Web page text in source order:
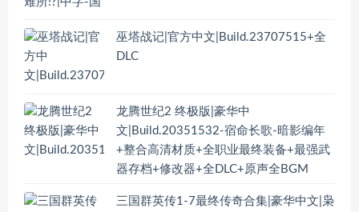
巫塔战记|官方中文|Build.23707515+全
DLC
龙腾世纪2 终极版|豪华中
文|Build.20351532-宿命长歌-暗影编年
+整合高清材质+全职业最终装备+最强武
器存档+修改器+全DLC+原声全BGM
三国群英传1-7最终传奇合集|豪华中文|枭